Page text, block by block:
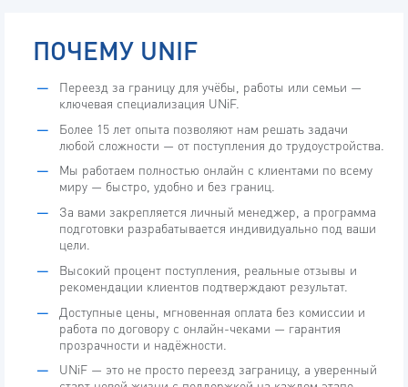
ПОЧЕМУ UNIF
Переезд за границу для учёбы, работы или семьи —
ключевая специализация UNiF.
Более 15 лет опыта позволяют нам решать задачи
любой сложности — от поступления до трудоустройства.
Мы работаем полностью онлайн с клиентами по всему
миру — быстро, удобно и без границ.
За вами закрепляется личный менеджер, а программа
подготовки разрабатывается индивидуально под ваши
цели.
Высокий процент поступления, реальные отзывы и
рекомендации клиентов подтверждают результат.
Доступные цены, мгновенная оплата без комиссии и
работа по договору с онлайн-чеками — гарантия
прозрачности и надёжности.
UNiF — это не просто переезд заграницу, а уверенный
ВАША ЗАЯВКА ПРИНЯТА